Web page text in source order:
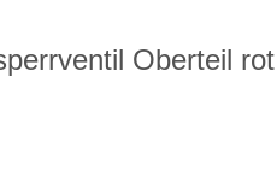
Oberteil